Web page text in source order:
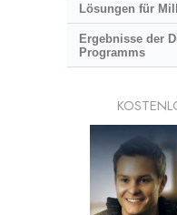
Lösungen für
Ergebnisse der
Programms